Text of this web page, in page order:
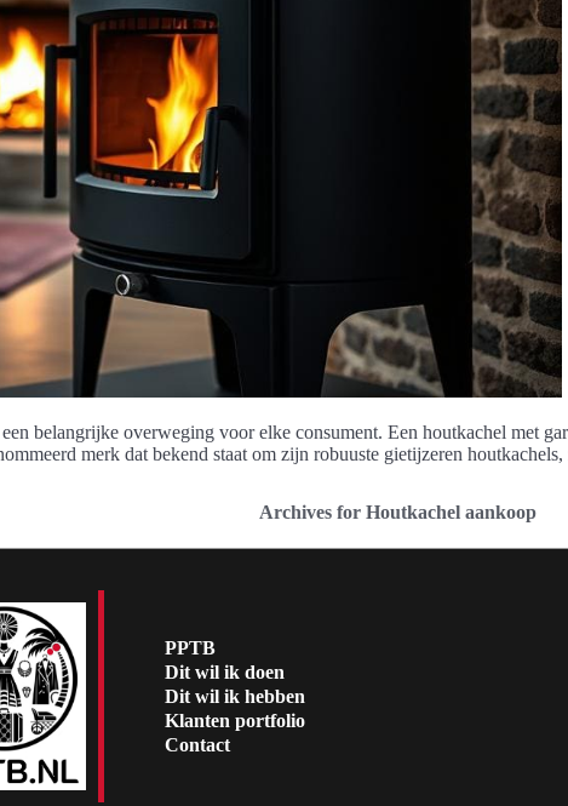
belangrijke overweging voor elke consument. Een houtkachel met
merk dat bekend staat om zijn robuuste gietijzeren
Archives for Houtkachel aankoop
PPTB
Dit wil ik doen
Dit wil ik hebben
Klanten portfolio
Contact